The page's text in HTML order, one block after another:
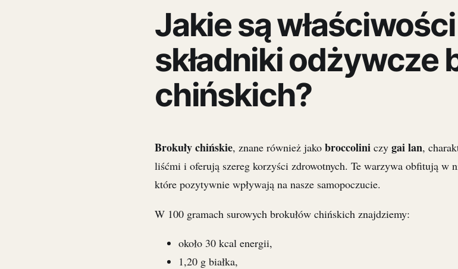
Jakie są
składniki odżywcze
chińskich?
Brokuły chińskie, znane również jako broccoliniczy gai lan,
liśćmi i oferują szereg korzyści zdrowotnych. Te warzywa obfitują w
które pozytywnie wpływają na nasze samopoczucie.
W 100 gramach surowych brokułów chińskich znajdziemy:
około 30 kcal energii,
1,20 g białka,